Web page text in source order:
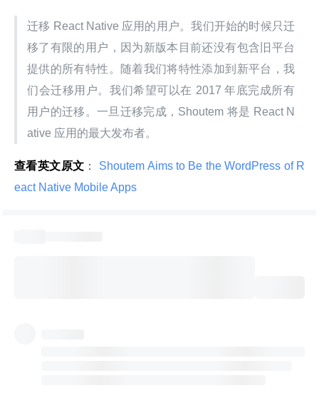
迁移 React Native 应用的用户。我们开始的时候只迁
移了有限的用户，因为新版本目前还没有包含旧平台
提供的所有特性。随着我们将特性添加到新平台，我
们会迁移用户。我们希望可以在 2017 年底完成所有
用户的迁移。一旦迁移完成，Shoutem 将是 React N
ative 应用的最大发布者。
查看英文原文 ：
Shoutem Aims to Be the WordPress of R
eact Native Mobile Apps